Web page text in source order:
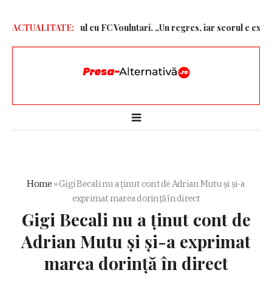
ACTUALITATE:
dură după jocul cu FC Voulntari. „Un regres, iar scorul e
Home »Gigi Becali nu a ținut cont de Adrian Mutu și și-a
exprimat marea dorință în direct
Gigi Becali nu a ținut cont de
Adrian Mutu și și-a exprimat
marea dorință în direct